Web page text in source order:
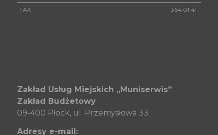
FAX 364 01 41
Zakład Usług Miejskich „Muniserwis”
Zakład Budżetowy
09-400 Płock, ul. Przemysłowa 33
Adresy e-mail: